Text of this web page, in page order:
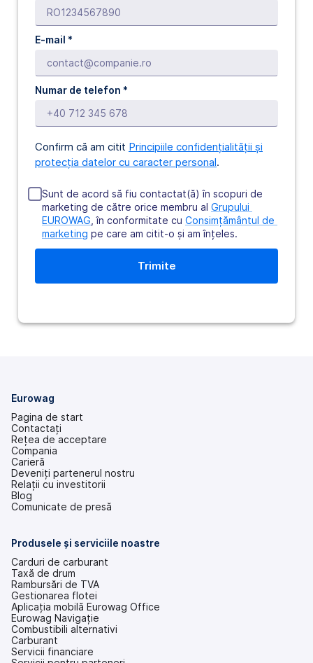
E-mail *
Numar de telefon *
Confirm că am citit Principiile confidențialității și
protecția datelor cu caracter personal.
Sunt de acord să fiu contactat(ă) în scopuri de
marketing de către orice membru al Grupului
EUROWAG , în conformitate cu Consimțământul de
marketing pe care am citit-o şi am înţeles.
Eurowag
Pagina de start
Contactați
Rețea de acceptare
Compania
Carieră
Deveniți partenerul nostru
Relații cu investitorii
(se
deschide
filă
Blog
Comunicate de presă
Produsele și serviciile noastre
Carduri de carburant
Taxă de drum
Rambursări de TVA
Gestionarea flotei
Aplicația mobilă Eurowag Office
Eurowag Navigație
Combustibili alternativi
Carburant
Servicii financiare